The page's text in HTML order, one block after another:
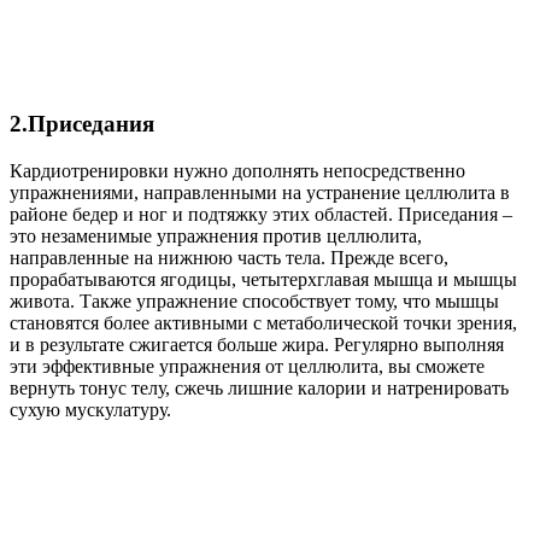
2.Приседания
Кардиотренировки нужно дополнять непосредственно
упражнениями, направленными на устранение целлюлита в
районе бедер и ног и подтяжку этих областей. Приседания –
это незаменимые упражнения против целлюлита,
направленные на нижнюю часть тела. Прежде всего,
прорабатываются ягодицы, четытерхглавая мышца и мышцы
живота. Также упражнение способствует тому, что мышцы
становятся более активными с метаболической точки зрения,
и в результате сжигается больше жира. Регулярно выполняя
эти эффективные упражнения от целлюлита, вы сможете
вернуть тонус телу, сжечь лишние калории и натренировать
сухую мускулатуру.